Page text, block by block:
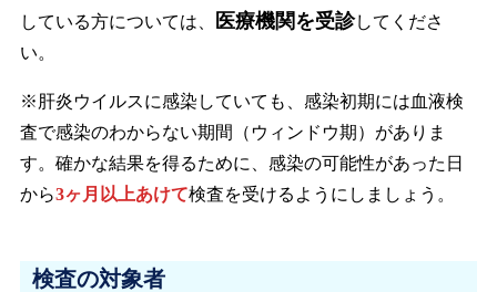
している方については、
医療機関を受診してくださ
い。
※肝炎ウイルスに感染していても、 感染初期には血液検
査で感染のわからない期間（ウィンドウ期） がありま
す。確かな結果を得るために、 感染の可能性があった日
から3ヶ月以上あけて検査を受けるようにしましょう。
検査の対象者